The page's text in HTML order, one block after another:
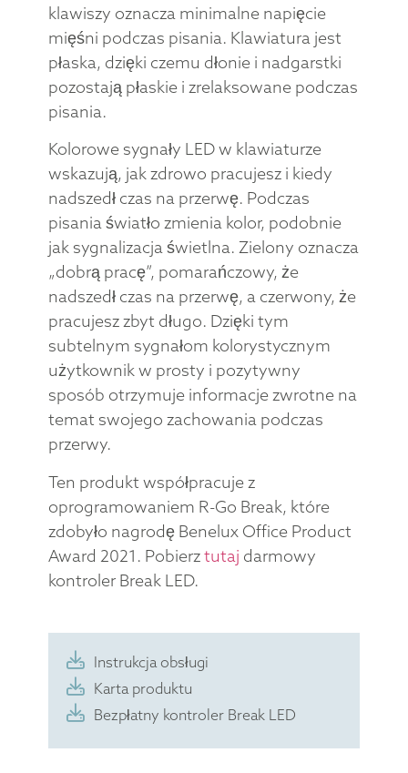
klawiszy oznacza minimalne napięcie
mięśni podczas pisania. Klawiatura jest
płaska, dzięki czemu dłonie i nadgarstki
pozostają płaskie i zrelaksowane podczas
pisania.
Kolorowe sygnały LED w klawiaturze
wskazują, jak zdrowo pracujesz i kiedy
nadszedł czas na przerwę. Podczas
pisania światło zmienia kolor, podobnie
jak sygnalizacja świetlna. Zielony oznacza
„dobrą pracę”, pomarańczowy, że
nadszedł czas na przerwę, a czerwony, że
pracujesz zbyt długo. Dzięki tym
subtelnym sygnałom kolorystycznym
użytkownik w prosty i pozytywny
sposób otrzymuje informacje zwrotne na
temat swojego zachowania podczas
przerwy.
Ten produkt współpracuje z
oprogramowaniem R-Go Break, które
zdobyło nagrodę Benelux Office Product
Award 2021. Pobierztutaj darmowy
kontroler Break LED.
Instrukcja obsługi
Karta produktu
Bezpłatny kontroler Break LED